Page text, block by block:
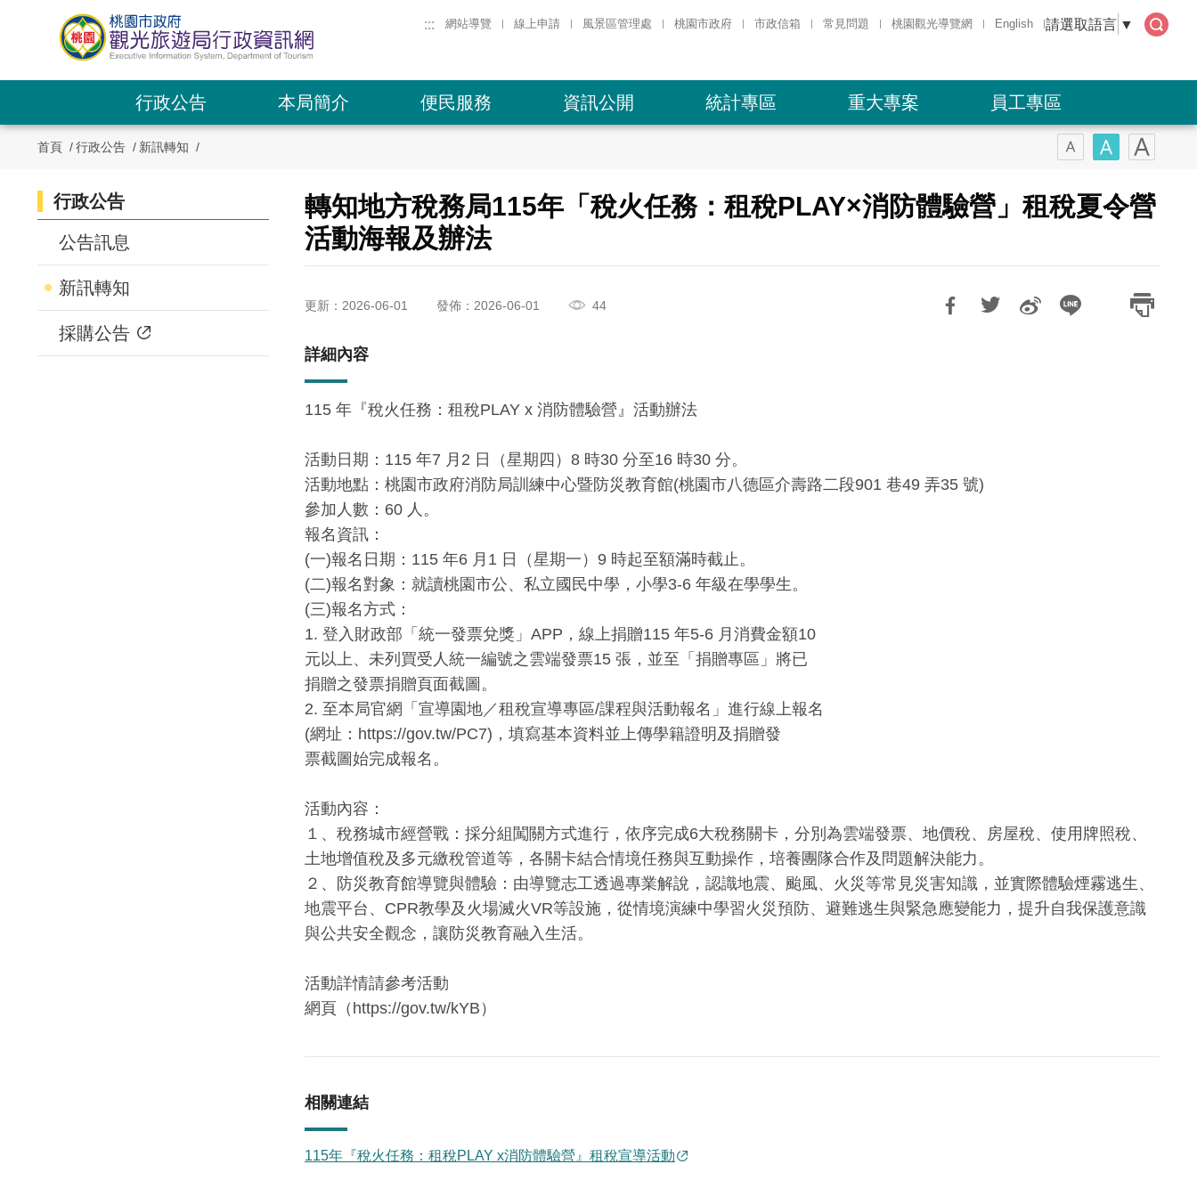
::: 網站導覽 線上申請 風景區管理處 桃園市政府 市政信箱 常見問題 桃園觀光導覽網 English 請選取語言 ▼
行政公告 本局簡介 便民服務 資訊公開 統計專區 重大專案 員工專區
首頁 行政公告 新訊轉知
行政公告
公告訊息
新訊轉知
採購公告
轉知地方稅務局115年「稅火任務：租稅PLAY×消防體驗營」租稅夏令營
活動海報及辦法
更新：2026-06-01 發佈：2026-06-01 44
詳細內容
115 年『稅火任務：租稅PLAY x 消防體驗營』活動辦法
活動日期：115 年7 月2 日（星期四）8 時30 分至16 時30 分。
活動地點：桃園市政府消防局訓練中心暨防災教育館(桃園市八德區介壽路二段901 巷49 弄35 號)
參加人數：60 人。
報名資訊：
(一)報名日期：115 年6 月1 日（星期一）9 時起至額滿時截止。
(二)報名對象：就讀桃園市公、私立國民中學，小學3-6 年級在學學生。
(三)報名方式：
1. 登入財政部「統一發票兌獎」APP，線上捐贈115 年5-6 月消費金額10
元以上、未列買受人統一編號之雲端發票15 張，並至「捐贈專區」將已
捐贈之發票捐贈頁面截圖。
2. 至本局官網「宣導園地／租稅宣導專區/課程與活動報名」進行線上報名
(網址：https://gov.tw/PC7)，填寫基本資料並上傳學籍證明及捐贈發
票截圖始完成報名。
活動內容：
１、稅務城市經營戰：採分組闖關方式進行，依序完成6大稅務關卡，分別為雲端發票、地價稅、房屋稅、使用牌照稅、
土地增值稅及多元繳稅管道等，各關卡結合情境任務與互動操作，培養團隊合作及問題解決能力。
２、防災教育館導覽與體驗：由導覽志工透過專業解說，認識地震、颱風、火災等常見災害知識，並實際體驗煙霧逃生、
地震平台、CPR教學及火場滅火VR等設施，從情境演練中學習火災預防、避難逃生與緊急應變能力，提升自我保護意識
與公共安全觀念，讓防災教育融入生活。
活動詳情請參考活動
網頁（https://gov.tw/kYB）
相關連結
115年『稅火任務：租稅PLAY x消防體驗營』租稅宣導活動